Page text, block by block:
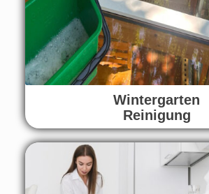
Wintergarten
Reinigung